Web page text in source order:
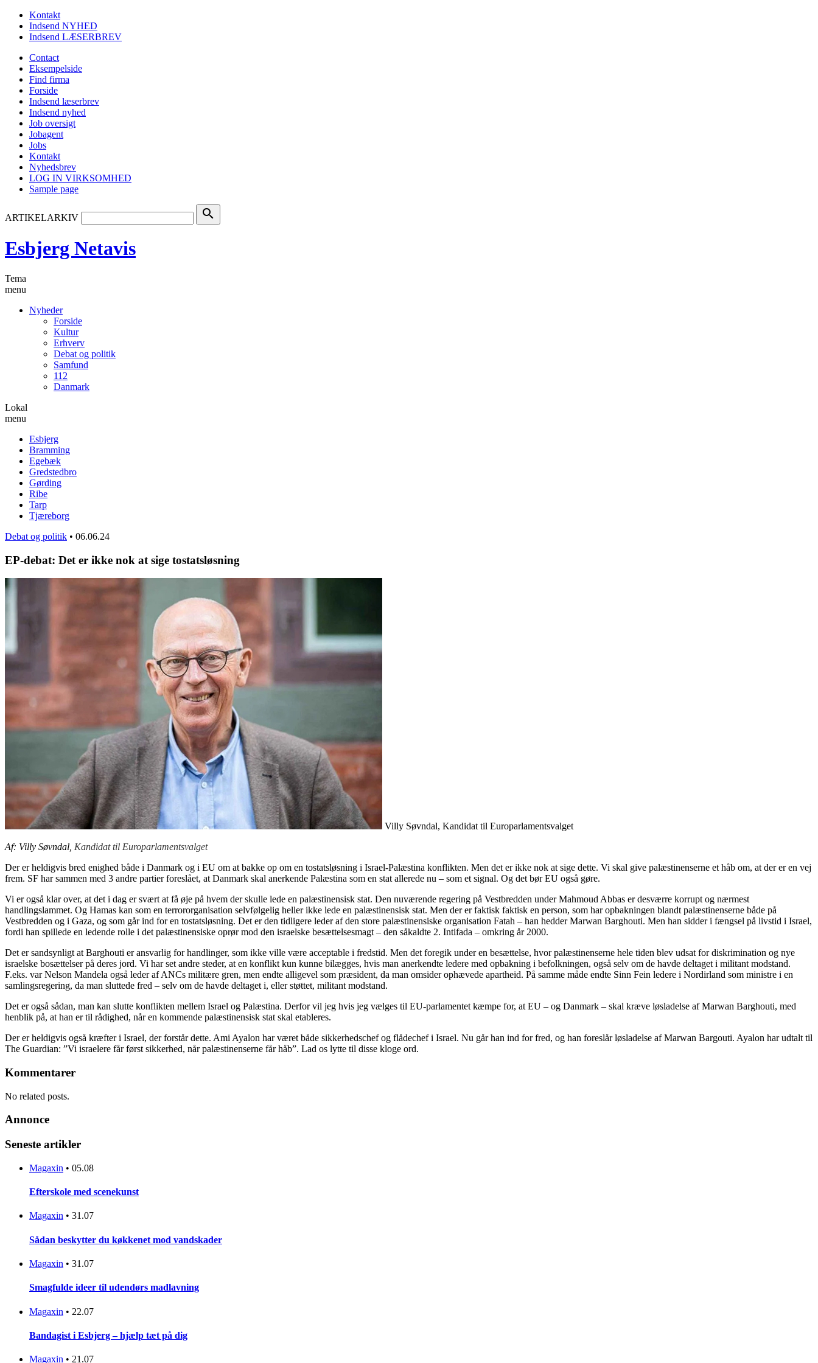
Kontakt
Indsend NYHED
Indsend LÆSERBREV
Contact
Eksempelside
Find firma
Forside
Indsend læserbrev
Indsend nyhed
Job oversigt
Jobagent
Jobs
Kontakt
Nyhedsbrev
LOG IN VIRKSOMHED
Sample page
ARTIKELARKIV search
Esbjerg Netavis
Tema
menu
Nyheder
Forside
Kultur
Erhverv
Debat og politik
Samfund
112
Danmark
Lokal
menu
Esbjerg
Bramming
Egebæk
Gredstedbro
Gørding
Ribe
Tarp
Tjæreborg
Debat og politik • 06.06.24
EP-debat: Det er ikke nok at sige tostatsløsning
Villy Søvndal, Kandidat til Europarlamentsvalget
Af: Villy Søvndal, Kandidat til Europarlamentsvalget
Der er heldigvis bred enighed både i Danmark og i EU om at bakke op om en tostatsløsning i Israel-Palæstina konflikten. Men det er ikke nok at sige dette. Vi skal give palæstinenserne et håb om, at der er en vej
frem. SF har sammen med 3 andre partier foreslået, at Danmark skal anerkende Palæstina som en stat allerede nu – som et signal. Og det bør EU også gøre.
Vi er også klar over, at det i dag er svært at få øje på hvem der skulle lede en palæstinensisk stat. Den nuværende regering på Vestbredden under Mahmoud Abbas er desværre korrupt og nærmest
handlingslammet. Og Hamas kan som en terrororganisation selvfølgelig heller ikke lede en palæstinensisk stat. Men der er faktisk faktisk en person, som har opbakningen blandt palæstinenserne både på
Vestbredden og i Gaza, og som går ind for en tostatsløsning. Det er den tidligere leder af den store palæstinensiske organisation Fatah – han hedder Marwan Barghouti. Men han sidder i fængsel på livstid i Israel,
fordi han spillede en ledende rolle i det palæstinensiske oprør mod den israelske besættelsesmagt – den såkaldte 2. Intifada – omkring år 2000.
Det er sandsynligt at Barghouti er ansvarlig for handlinger, som ikke ville være acceptable i fredstid. Men det foregik under en besættelse, hvor palæstinenserne hele tiden blev udsat for diskrimination og nye
israelske bosættelser på deres jord. Vi har set andre steder, at en konflikt kun kunne bilægges, hvis man anerkendte ledere med opbakning i befolkningen, også selv om de havde deltaget i militant modstand.
F.eks. var Nelson Mandela også leder af ANCs militære gren, men endte alligevel som præsident, da man omsider ophævede apartheid. På samme måde endte Sinn Fein ledere i Nordirland som ministre i en
samlingsregering, da man sluttede fred – selv om de havde deltaget i, eller støttet, militant modstand.
Det er også sådan, man kan slutte konflikten mellem Israel og Palæstina. Derfor vil jeg hvis jeg vælges til EU-parlamentet kæmpe for, at EU – og Danmark – skal kræve løsladelse af Marwan Barghouti, med
henblik på, at han er til rådighed, når en kommende palæstinensisk stat skal etableres.
Der er heldigvis også kræfter i Israel, der forstår dette. Ami Ayalon har været både sikkerhedschef og flådechef i Israel. Nu går han ind for fred, og han foreslår løsladelse af Marwan Bargouti. Ayalon har udtalt til
The Guardian: ”Vi israelere får først sikkerhed, når palæstinenserne får håb”. Lad os lytte til disse kloge ord.
Kommentarer
No related posts.
Annonce
Seneste artikler
Magaxin • 05.08
Efterskole med scenekunst
Magaxin • 31.07
Sådan beskytter du køkkenet mod vandskader
Magaxin • 31.07
Smagfulde ideer til udendørs madlavning
Magaxin • 22.07
Bandagist i Esbjerg – hjælp tæt på dig
Magaxin • 21.07